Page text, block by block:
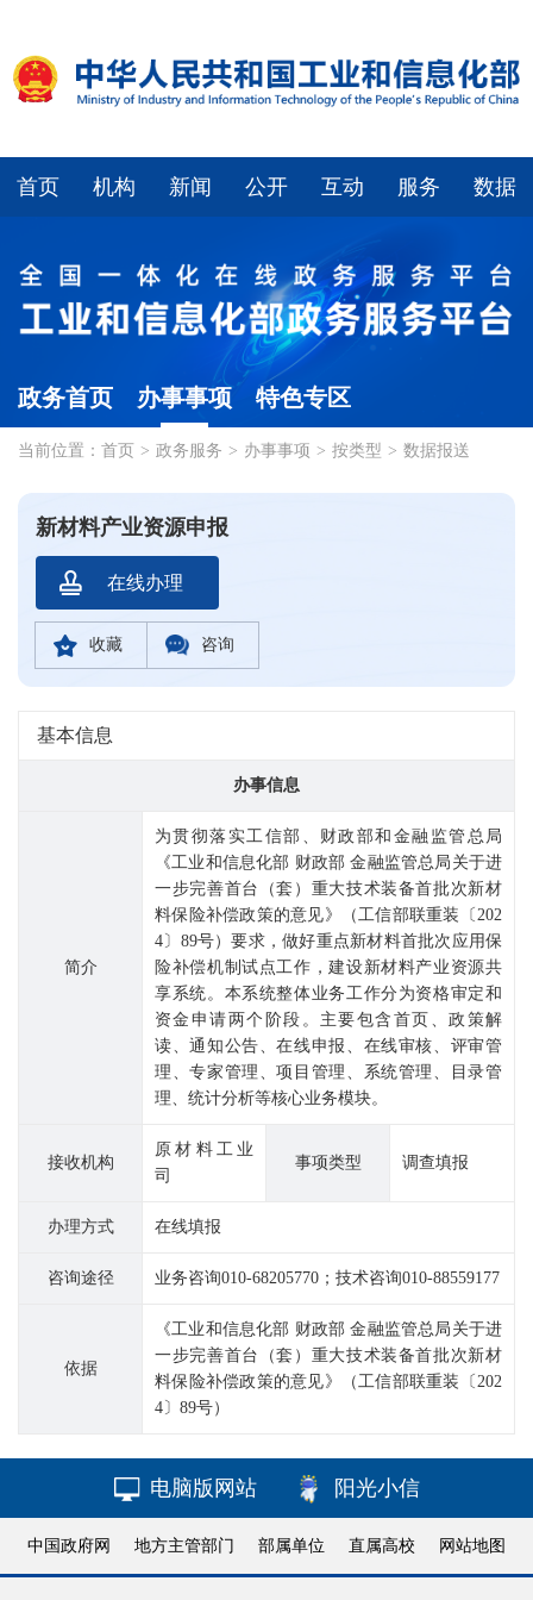
首页 机构 新闻 公开 互动 服务 数据
政务首页 办事事项 特色专区
当前位置： 首页 > 政务服务 > 办事事项 > 按类型 > 数据报送
新材料产业资源申报
在线办理
收藏 咨询
基本信息
办事信息
简介
为贯彻落实工信部、财政部和金融监管总局
《工业和信息化部 财政部 金融监管总局关于进
一步完善首台（套）重大技术装备首批次新材
料保险补偿政策的意见》（工信部联重装〔202
4〕89号）要求，做好重点新材料首批次应用保
险补偿机制试点工作，建设新材料产业资源共
享系统。本系统整体业务工作分为资格审定和
资金申请两个阶段。主要包含首页、政策解
读、通知公告、在线申报、在线审核、评审管
理、专家管理、项目管理、系统管理、目录管
理、统计分析等核心业务模块。
接收机构
原材料工业
司
事项类型 调查填报
办理方式 在线填报
咨询途径 业务咨询010-68205770；技术咨询010-88559177
依据
《工业和信息化部 财政部 金融监管总局关于进
一步完善首台（套）重大技术装备首批次新材
料保险补偿政策的意见》（工信部联重装〔202
4〕89号）
电脑版网站 阳光小信
中国政府网 地方主管部门 部属单位 直属高校 网站地图